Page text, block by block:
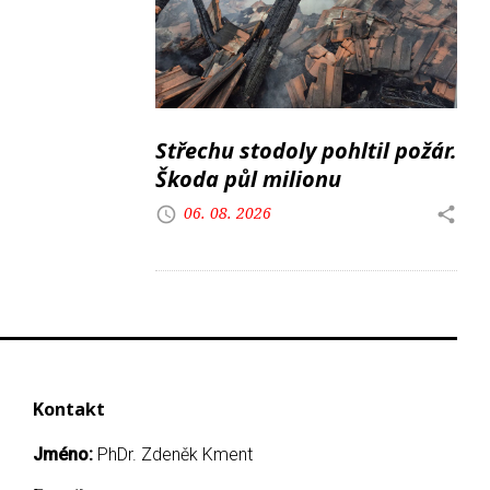
Střechu stodoly pohltil požár.
Škoda půl milionu
06. 08. 2026
Kontakt
Jméno: PhDr. Zdeněk Kment